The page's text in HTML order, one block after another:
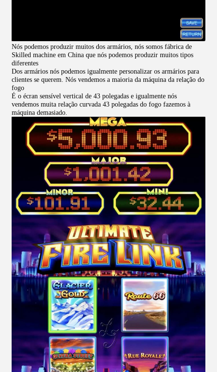
Nós podemos produzir muitos dos armários, nós somos fábrica de
Skilled machine em China que nós podemos produzir muitos tipos
diferentes
Dos armários nós podemos igualmente personalizar os armários para
clientes se querem. Nós vendemos a maioria da máquina da relação do
fogo
É o écran sensível vertical de 43 polegadas e igualmente nós
vendemos muita relação curvada 43 polegadas do fogo fazemos à
máquina demasiado.